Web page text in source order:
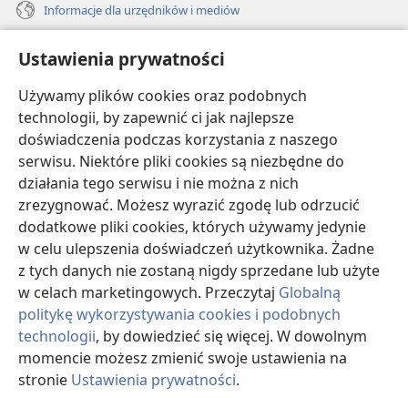
Ustawienia prywatności
Używamy plików cookies oraz podobnych
technologii, by zapewnić ci jak najlepsze
doświadczenia podczas korzystania z naszego
serwisu. Niektóre pliki cookies są niezbędne do
działania tego serwisu i nie można z nich
zrezygnować. Możesz wyrazić zgodę lub odrzucić
dodatkowe pliki cookies, których używamy jedynie
w celu ulepszenia doświadczeń użytkownika. Żadne
z tych danych nie zostaną nigdy sprzedane lub użyte
w celach marketingowych. Przeczytaj Globalną
politykę wykorzystywania cookies i podobnych
technologii, by dowiedzieć się więcej. W dowolnym
momencie możesz zmienić swoje ustawienia na
stronie Ustawienia prywatności.
Informacje dla urzędników i mediów
Darowizny
(opens
new
window)BIBLIOTEKA INTERNETOWA Strażnicy
(opens
new
window)JW Hub
(opens
new
window)JW Library
Watchtower Library
Copyright© 2026 Watch Tower Bible and Tract Society of Pennsylvania.
WARUNKI UŻYTKOWANIA
POLITYKA PRYWATNOŚCI
PRYWATNOŚCI